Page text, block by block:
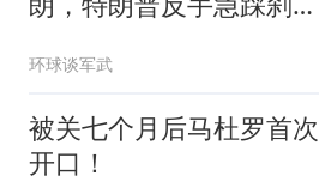
环球谈军武
被关七个月后马杜罗首次
开口！